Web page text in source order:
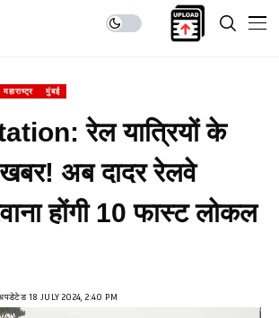
महाराष्ट्र मुंबई
रेल यात्रियों के
अब दादर रेलवे
होंगी 10 फास्ट लोकल
18 JULY 2024, 2:40 PM